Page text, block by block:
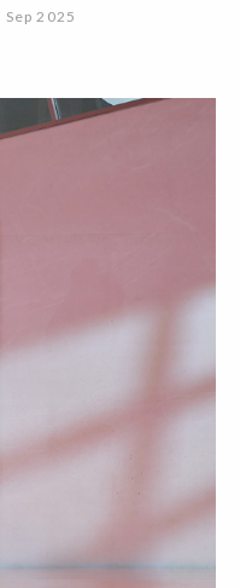
Sep 2025